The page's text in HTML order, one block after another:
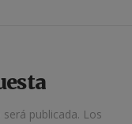
publicada. Los